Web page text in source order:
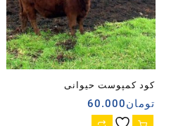
کود کمپوست حیوانی
تومان60.000